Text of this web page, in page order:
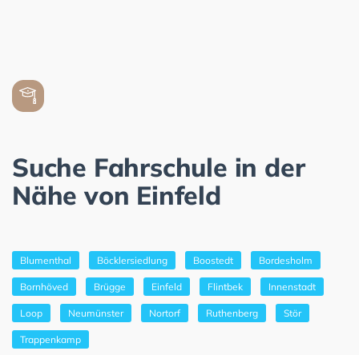
Suche Fahrschule in der
Nähe von Einfeld
Blumenthal Böcklersiedlung Boostedt Bordesholm
Bornhöved Brügge Einfeld Flintbek Innenstadt
Loop Neumünster Nortorf Ruthenberg Stör
Trappenkamp